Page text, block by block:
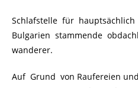
Schlafstelle für
Bulgarien stammende
wanderer.
Auf Grund von Raufereien